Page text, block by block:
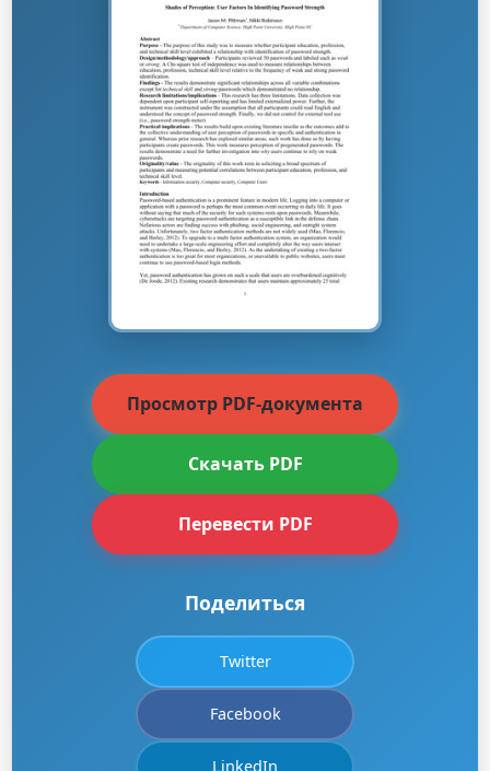
Просмотр PDF-документа
Скачать PDF
Перевести PDF
Поделиться
Twitter
Facebook
LinkedIn